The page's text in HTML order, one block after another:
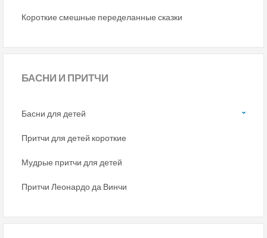
Короткие смешные переделанные сказки
БАСНИ И ПРИТЧИ
Басни для детей
Притчи для детей короткие
Мудрые притчи для детей
Притчи Леонардо да Винчи